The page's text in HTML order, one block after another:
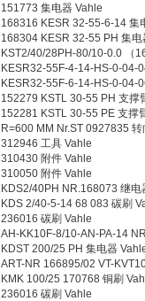
151773 集电器 Vahle
168316 KESR 32-55-6-14 集
168304 KESR 32-55 PH 集
KST2/40/28PH-80/10-0.0 （
KESR32-55F-4-14-HS-0-04-
KESR32-55F-6-14-HS-0-04-
152279 KSTL 30-55 PH 支撑
152281 KSTL 30-55 PE 支撑
R=600 MM Nr.ST 0927835
312946 工具 Vahle
310430 附件 Vahle
310050 附件 Vahle
KDS2/40PH NR.168073 继
KDS 2/40-5-14 68 083 碳刷
236016 碳刷 Vahle
AH-KK10F-8/10-AN-PA-14
KDST 200/25 PH 集电器
ART-NR 166895/02 VT-
KMK 100/25 170768 铜刷
236016 碳刷 Vahle